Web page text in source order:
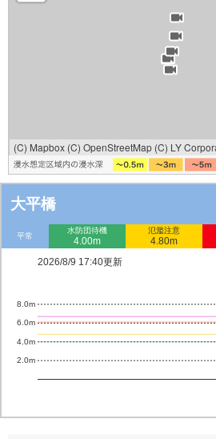
(C) Mapbox (C) OpenStreetMap (C) LY
大平橋
平常
水防団待機
4.00m
氾濫注意
4.80m
2026/8/9 17:40更新
2.0m
4.0m
6.0m
8.0m